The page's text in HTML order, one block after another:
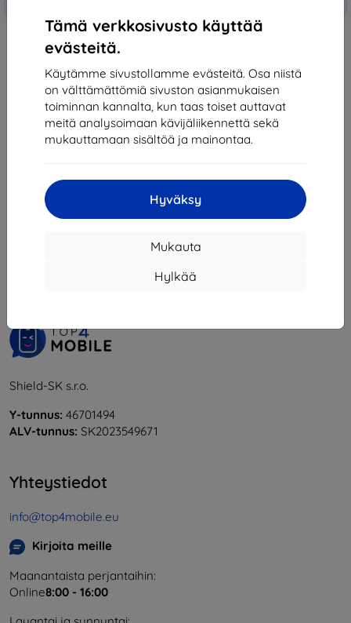
Tämä verkkosivusto käyttää
evästeitä.
Käytämme sivustollamme evästeitä. Osa niistä
on välttämättömiä sivuston asianmukaisen
toiminnan kannalta, kun taas toiset auttavat
meitä analysoimaan kävijäliikennettä sekä
mukauttamaan sisältöä ja mainontaa.
Hyväksy
Mukauta
Hylkää
3mk Watch Protection ARC
Protective film for STELIO Activ
AI GPS 46mm
12,90 €
11,61 €
Varastossa > 5 kpl
3mk Watch Protection
12,90 €
11,61 €
Varastossa > 5 kpl
yhteensä6.
Shield-SK s.r.o.
Y-tunnus: 46701494
ALV-tunnus: SK2023549671
Yhteystiedot
info@top4mobile.eu
Kirjoita meille
Maanantaista perjantaihin:
Online8:00 - 16:00